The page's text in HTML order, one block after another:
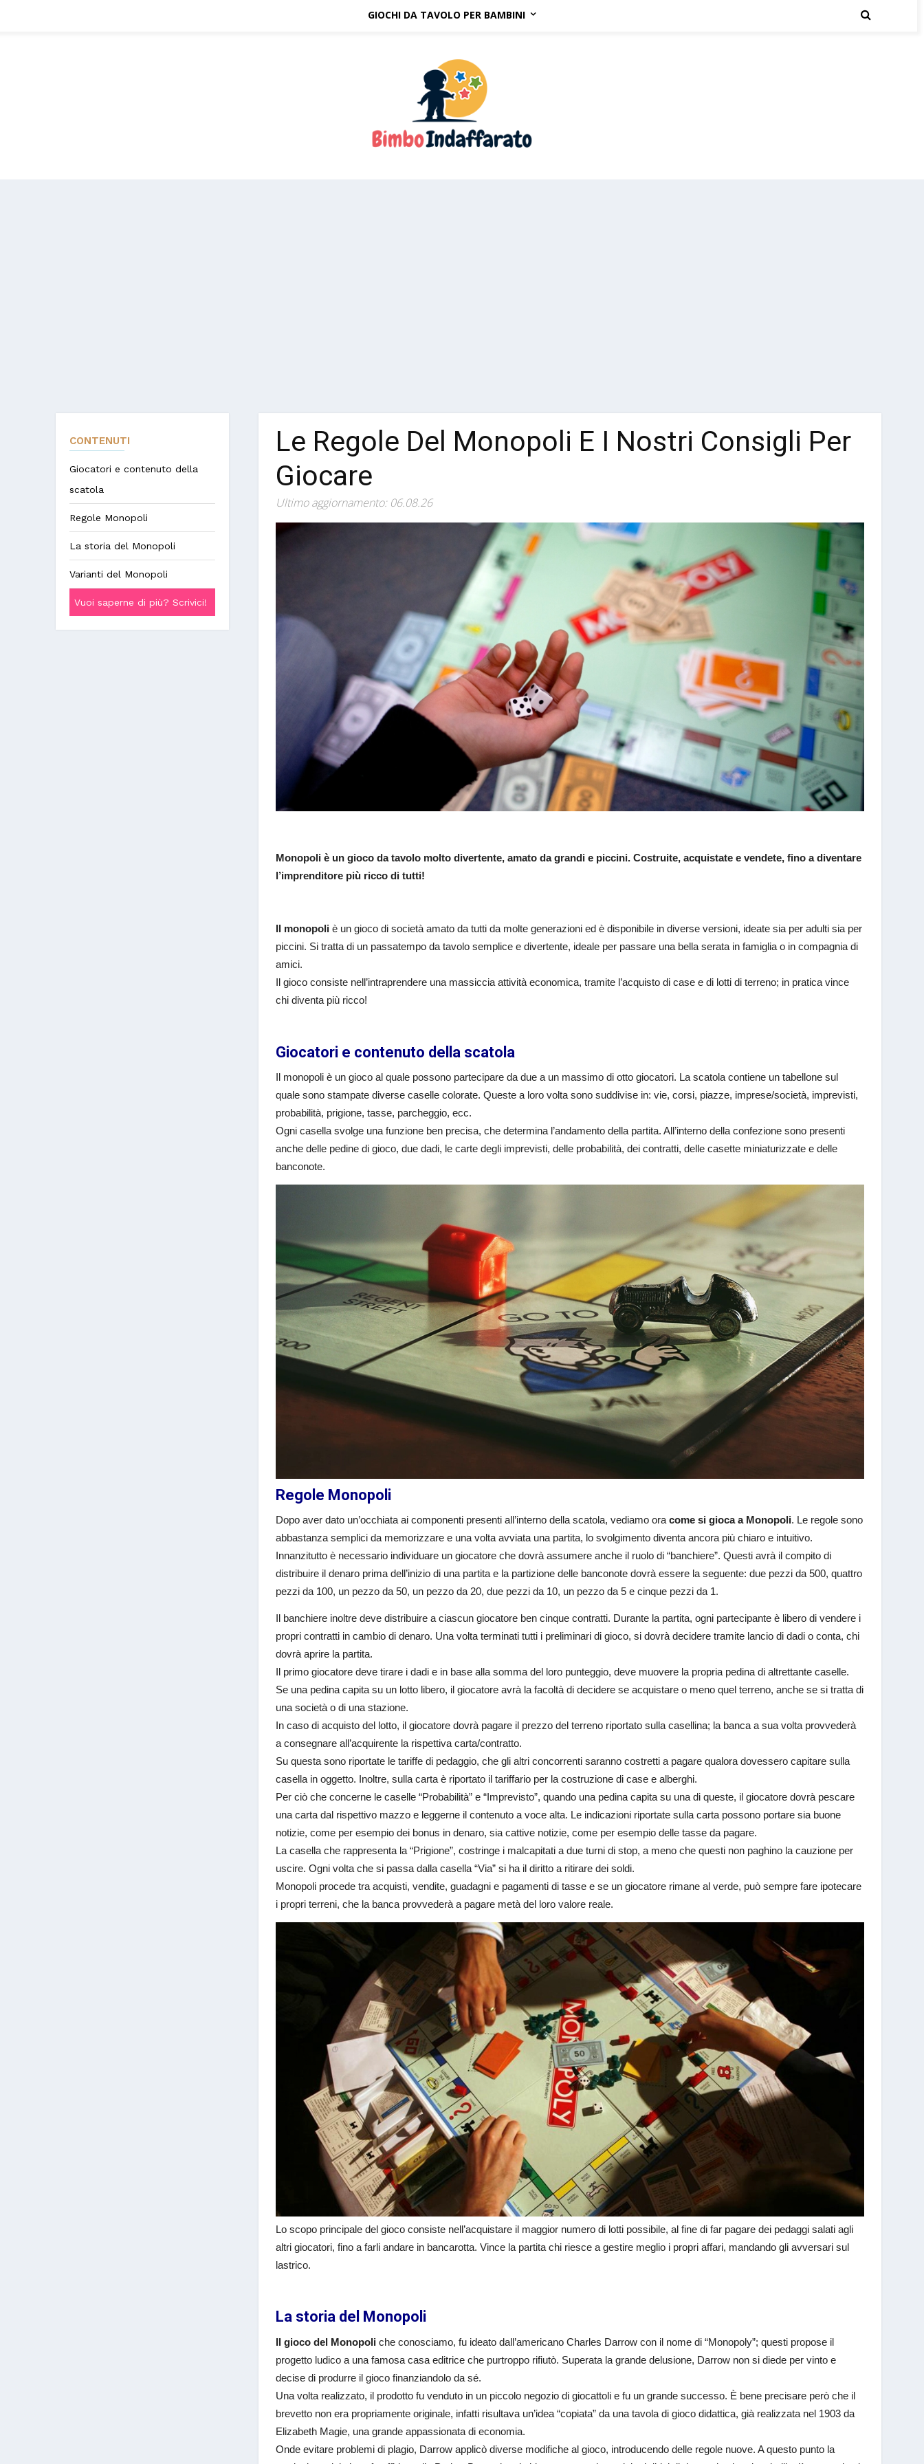
GIOCHI DA TAVOLO PER BAMBINI
CONTENUTI
Giocatori e contenuto della
scatola
Regole Monopoli
La storia del Monopoli
Varianti del Monopoli
Vuoi saperne di più? Scrivici!
Le Regole Del Monopoli E I Nostri Consigli Per
Giocare
Ultimo aggiornamento: 06.08.26
Monopoli è un gioco da tavolo molto divertente, amato da grandi e piccini. Costruite, acquistate e vendete, fino a diventare
l’imprenditore più ricco di tutti!
Il monopoli è un gioco di società amato da tutti da molte generazioni ed è disponibile in diverse versioni, ideate sia per adulti sia per
piccini. Si tratta di un passatempo da tavolo semplice e divertente, ideale per passare una bella serata in famiglia o in compagnia di
amici.
Il gioco consiste nell’intraprendere una massiccia attività economica, tramite l’acquisto di case e di lotti di terreno; in pratica vince
chi diventa più ricco!
Giocatori e contenuto della scatola
Il monopoli è un gioco al quale possono partecipare da due a un massimo di otto giocatori. La scatola contiene un tabellone sul
quale sono stampate diverse caselle colorate. Queste a loro volta sono suddivise in: vie, corsi, piazze, imprese/società, imprevisti,
probabilità, prigione, tasse, parcheggio, ecc.
Ogni casella svolge una funzione ben precisa, che determina l’andamento della partita. All’interno della confezione sono presenti
anche delle pedine di gioco, due dadi, le carte degli imprevisti, delle probabilità, dei contratti, delle casette miniaturizzate e delle
banconote.
Regole Monopoli
Dopo aver dato un’occhiata ai componenti presenti all’interno della scatola, vediamo oracome si gioca a Monopoli. Le regole sono
abbastanza semplici da memorizzare e una volta avviata una partita, lo svolgimento diventa ancora più chiaro e intuitivo.
Innanzitutto è necessario individuare un giocatore che dovrà assumere anche il ruolo di “banchiere”. Questi avrà il compito di
distribuire il denaro prima dell’inizio di una partita e la partizione delle banconote dovrà essere la seguente: due pezzi da 500, quattro
pezzi da 100, un pezzo da 50, un pezzo da 20, due pezzi da 10, un pezzo da 5 e cinque pezzi da 1.
Il banchiere inoltre deve distribuire a ciascun giocatore ben cinque contratti. Durante la partita, ogni partecipante è libero di vendere i
propri contratti in cambio di denaro. Una volta terminati tutti i preliminari di gioco, si dovrà decidere tramite lancio di dadi o conta, chi
dovrà aprire la partita.
Il primo giocatore deve tirare i dadi e in base alla somma del loro punteggio, deve muovere la propria pedina di altrettante caselle.
Se una pedina capita su un lotto libero, il giocatore avrà la facoltà di decidere se acquistare o meno quel terreno, anche se si tratta di
una società o di una stazione.
In caso di acquisto del lotto, il giocatore dovrà pagare il prezzo del terreno riportato sulla casellina; la banca a sua volta provvederà
a consegnare all’acquirente la rispettiva carta/contratto.
Su questa sono riportate le tariffe di pedaggio, che gli altri concorrenti saranno costretti a pagare qualora dovessero capitare sulla
casella in oggetto. Inoltre, sulla carta è riportato il tariffario per la costruzione di case e alberghi.
Per ciò che concerne le caselle “Probabilità” e “Imprevisto”, quando una pedina capita su una di queste, il giocatore dovrà pescare
una carta dal rispettivo mazzo e leggerne il contenuto a voce alta. Le indicazioni riportate sulla carta possono portare sia buone
notizie, come per esempio dei bonus in denaro, sia cattive notizie, come per esempio delle tasse da pagare.
La casella che rappresenta la “Prigione”, costringe i malcapitati a due turni di stop, a meno che questi non paghino la cauzione per
uscire. Ogni volta che si passa dalla casella “Via” si ha il diritto a ritirare dei soldi.
Monopoli procede tra acquisti, vendite, guadagni e pagamenti di tasse e se un giocatore rimane al verde, può sempre fare ipotecare
i propri terreni, che la banca provvederà a pagare metà del loro valore reale.
Lo scopo principale del gioco consiste nell’acquistare il maggior numero di lotti possibile, al fine di far pagare dei pedaggi salati agli
altri giocatori, fino a farli andare in bancarotta. Vince la partita chi riesce a gestire meglio i propri affari, mandando gli avversari sul
lastrico.
La storia del Monopoli
Il gioco del Monopoli che conosciamo, fu ideato dall’americano Charles Darrow con il nome di “Monopoly”; questi propose il
progetto ludico a una famosa casa editrice che purtroppo rifiutò. Superata la grande delusione, Darrow non si diede per vinto e
decise di produrre il gioco finanziandolo da sé.
Una volta realizzato, il prodotto fu venduto in un piccolo negozio di giocattoli e fu un grande successo. È bene precisare però che il
brevetto non era propriamente originale, infatti risultava un’idea “copiata” da una tavola di gioco didattica, già realizzata nel 1903 da
Elizabeth Magie, una grande appassionata di economia.
Onde evitare problemi di plagio, Darrow applicò diverse modifiche al gioco, introducendo delle regole nuove. A questo punto la